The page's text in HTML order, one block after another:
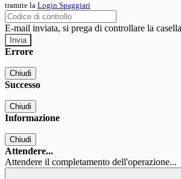
tramite la Login Spaggiari
E-mail inviata, si prega di controllare la
Errore
Chiudi
Successo
Chiudi
Informazione
Chiudi
Attendere...
Attendere il completamento dell'operazione...